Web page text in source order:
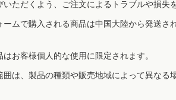
ただくよう、ご注文によるトラブルや損
ムで購入される商品は中国大陸から発送
お客様個人的な使用に限定されます。
は、製品の種類や販売地域によって異な